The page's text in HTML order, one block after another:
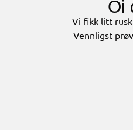
Oi
Vi fikk litt
Vennligst